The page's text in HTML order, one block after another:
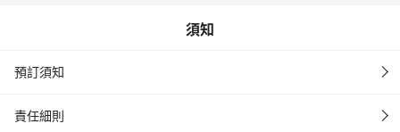
開啟數據漫遊 及 流動數據功能 2) 流動網絡>接入點名稱（APN）
數據卡只提供4G/5G流動數據服務，並不支援語音通話及短訊功
數據或隨身WiFi裝置(WiFi蛋) 使用漫遊服務。
須知
預訂須知
責任細則